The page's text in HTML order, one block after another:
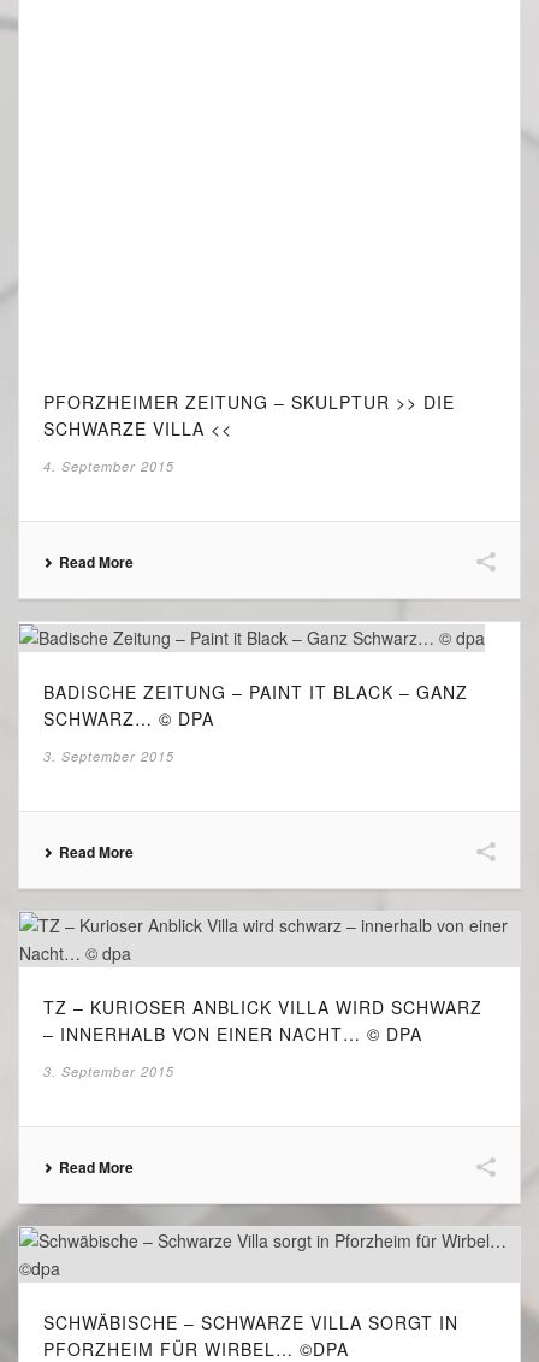
PFORZHEIMER ZEITUNG – SKULPTUR >> DIE
SCHWARZE VILLA <<
4. September 2015
Read More
BADISCHE ZEITUNG – PAINT IT BLACK – GANZ
SCHWARZ… © DPA
3. September 2015
Read More
TZ – KURIOSER ANBLICK VILLA WIRD SCHWARZ
– INNERHALB VON EINER NACHT… © DPA
3. September 2015
Read More
SCHWÄBISCHE – SCHWARZE VILLA SORGT IN
PFORZHEIM FÜR WIRBEL… ©DPA